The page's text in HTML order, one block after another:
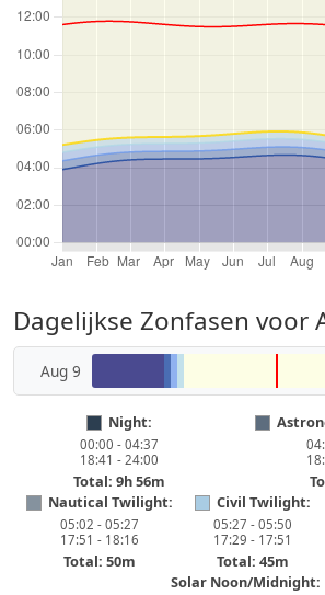
Dagelijkse Zonfasen voor
Aug 9
Night:
00:00 - 04:37
18:41 - 24:00
Total: 9h 56m
Nautical Twilight:
05:02 - 05:27
17:51 - 18:16
Total: 50m
Civil Twilight:
05:27 - 05:50
17:29 - 17:51
Total: 45m
Solar Noon/Midnight: